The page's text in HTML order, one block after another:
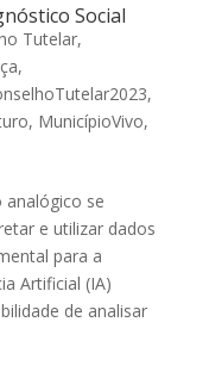
Social
Tutelar,
,
,
, MunicípioVivo,
se
e utilizar dados
para a
Artificial (IA)
de analisar